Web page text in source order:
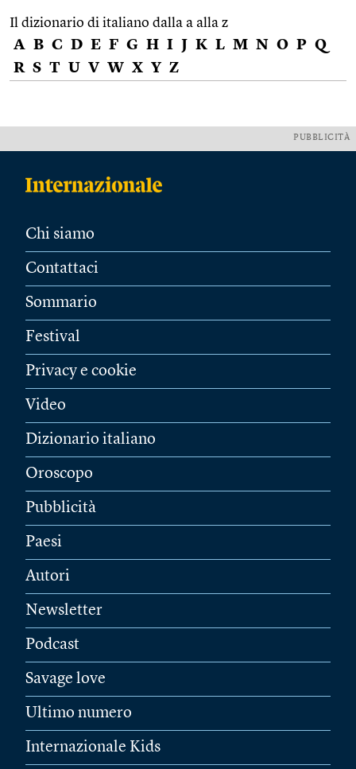
Il dizionario di italiano dalla a alla z
A B C D E F G H I J K L M N O P Q
R S T U V W X Y Z
PUBBLICITÀ
Chi siamo
Contattaci
Sommario
Festival
Privacy e cookie
Video
Dizionario italiano
Oroscopo
Pubblicità
Paesi
Autori
Newsletter
Podcast
Savage love
Ultimo numero
Internazionale Kids